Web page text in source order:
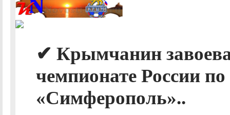
✔ Крымчанин
чемпионате России по
«Симферополь»..